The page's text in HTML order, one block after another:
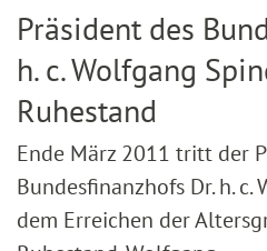
Präsident des
h. c. Wolfgang
Ruhestand
Ende März 2011 tritt der
Bundesfinanzhofs Dr. h.
dem Erreichen der